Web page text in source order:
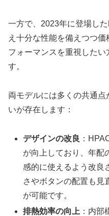
一方で、2023年に登場し
え十分な性能を備えつつ
フォーマンスを重視したい
す。
両モデルには多くの共通
いが存在します：
デザインの改良 ：
が向上しており、年配
感的に使えるよう改良
さやボタンの配置も見
が可能です。
排熱効率の向上 ：内